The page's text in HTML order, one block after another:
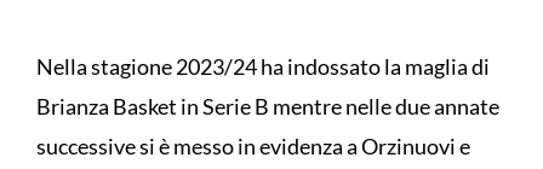
Nella stagione 2023/24 ha indossato la maglia di
Brianza Basket in Serie B mentre nelle due annate
successive si è messo in evidenza a Orzinuovi e